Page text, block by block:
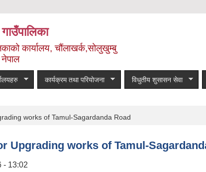
कार्यालय, चौंलाखर्क,सोलुखुम्बु
कार्यक्रम तथा परियोजना विधुतीय शुसासन सेवा
works of Tamul-Sagardanda Road
Upgrading works of Tamul-
- 13:02